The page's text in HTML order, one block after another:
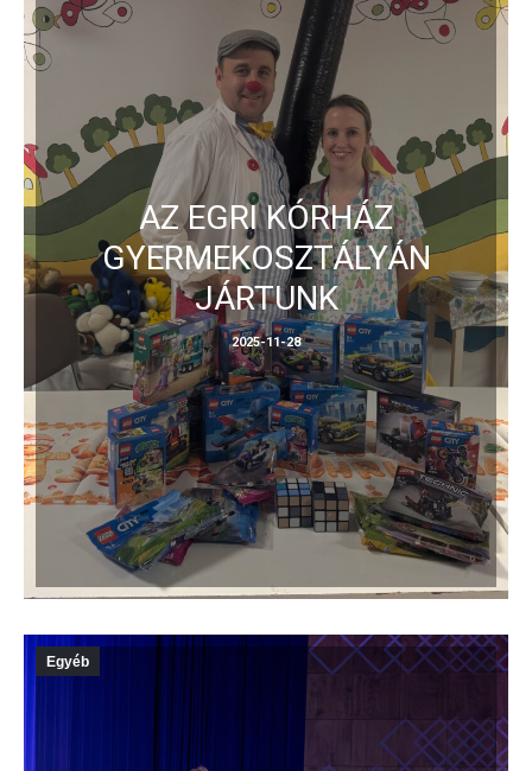
AZ EGRI KÓRHÁZ
GYERMEKOSZTÁLYÁN
JÁRTUNK
2025-11-28
Egyéb